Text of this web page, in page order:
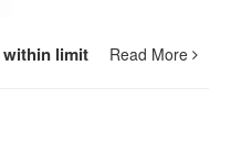
within limit Read More